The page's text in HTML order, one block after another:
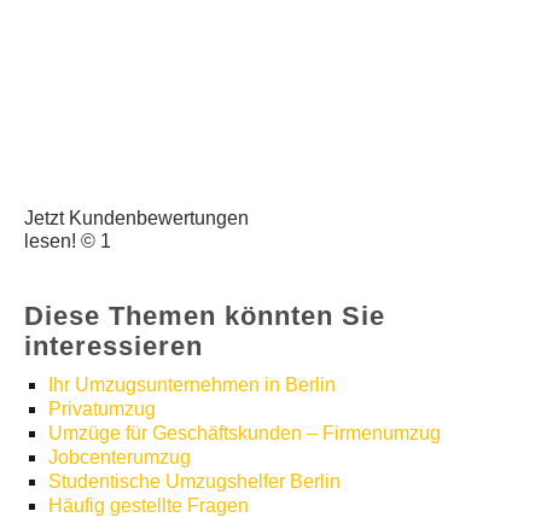
Jetzt Kundenbewertungen
lesen! © 1
Diese Themen könnten Sie
interessieren
Ihr Umzugsunternehmen in Berlin
Privatumzug
Umzüge für Geschäftskunden – Firmenumzug
Jobcenterumzug
Studentische Umzugshelfer Berlin
Häufig gestellte Fragen